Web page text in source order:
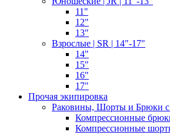
11"
12"
13"
Взрослые | SR | 14"-17"
14"
15"
16"
17"
Прочая экипировка
Раковины, Шорты и Брюки с
Компрессионные
Компрессионные